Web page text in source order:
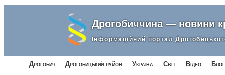
Дрогобиччина — новини
Інформаційний портал
Дрогобич Дрогобицький район Україна Світ Відео